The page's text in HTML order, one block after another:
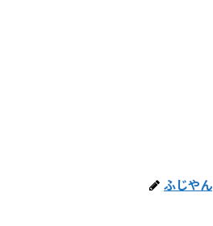
ふじやん